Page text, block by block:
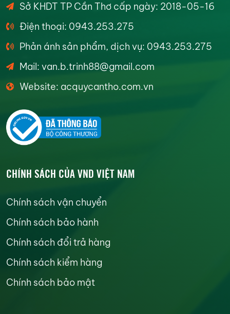
Sở KHDT TP Cần Thơ cấp ngày: 2018-05-16
Điện thoại: 0943.253.275
Phản ánh sản phẩm, dịch vụ: 0943.253.275
Mail: van.b.trinh88@gmail.com
Website: acquycantho.com.vn
CHÍNH SÁCH CỦA VND VIỆT NAM
Chính sách vận chuyển
Chính sách bảo hành
Chính sách đổi trả hàng
Chính sách kiểm hàng
Chính sách bảo mật